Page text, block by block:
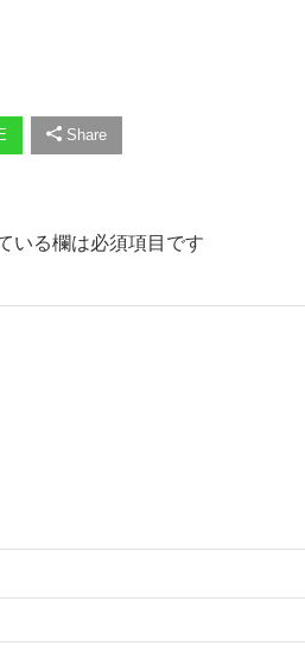
Share
いる欄は必須項目です